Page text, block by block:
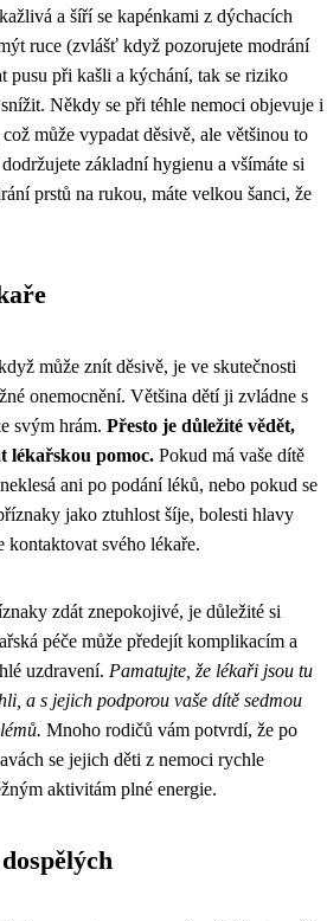
a šíří se kapénkami z dýchacích
ruce (zvlášť když pozorujete modrání
pusu při kašli a kýchání, tak se riziko
Někdy se při téhle nemoci objevuje i
může vypadat děsivě, ale většinou to
základní hygienu a všímáte si
prstů na rukou, máte velkou šanci, že
může znít děsivě, je ve skutečnosti
onemocnění. Většina dětí ji zvládne s
svým hrám. Přesto je důležité vědět,
lékařskou pomoc. Pokud má vaše dítě
ani po podání léků, nebo pokud se
jako ztuhlost šíje, bolesti hlavy
kontaktovat svého lékaře.
zdát znepokojivé, je důležité si
péče může předejít komplikacím a
uzdravení. Pamatujte, že lékaři jsou tu
a s jejich podporou vaše dítě sedmou
Mnoho rodičů vám potvrdí, že po
se jejich děti z nemoci rychle
aktivitám plné energie.